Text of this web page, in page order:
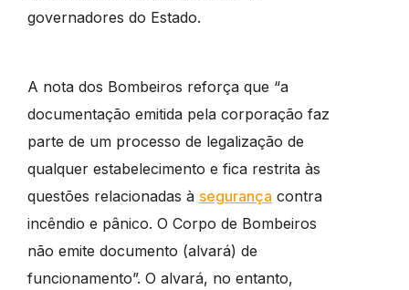
governadores do Estado.
A nota dos Bombeiros reforça que “a
documentação emitida pela corporação faz
parte de um processo de legalização de
qualquer estabelecimento e fica restrita às
questões relacionadas à segurança contra
incêndio e pânico. O Corpo de Bombeiros
não emite documento (alvará) de
funcionamento”. O alvará, no entanto,